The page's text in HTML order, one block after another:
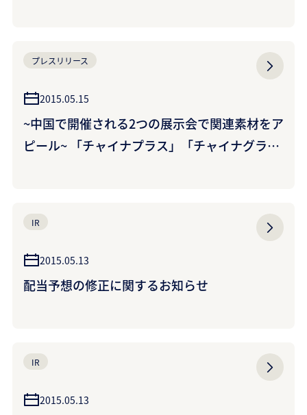
プレスリリース
2015.05.15
~中国で開催される2つの展示会で関連素材をア
ピール~ 「チャイナプラス」「チャイナグラ
IR
2015.05.13
配当予想の修正に関するお知らせ
IR
2015.05.13